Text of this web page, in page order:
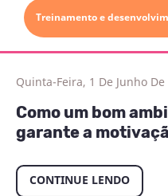
Treinamento e
Quinta-Feira, 1 De Junho De
Como um bom
garante a
CONTINUE LENDO